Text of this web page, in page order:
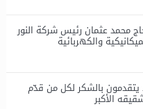
محمد عثمان رئيس شركة النور
والكهربائية
يتقدمون بالشكر لكل من قدّم
الأكبر